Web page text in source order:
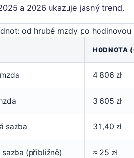
a 2026 ukazuje jasný trend.
od hrubé mzdy po
HODNOTA
4 806 zł
3 605 zł
sazba 31,40 zł
(přibližně) ≈ 25 zł